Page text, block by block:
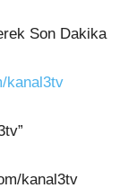
Son Dakika
kanal3tv
kanal3tv